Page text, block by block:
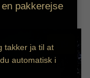
pakkerejse
takker ja til at
automatisk i